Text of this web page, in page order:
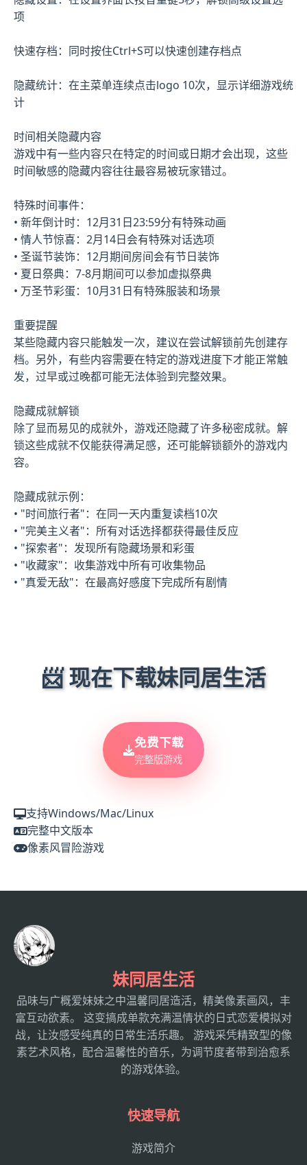
项
快速存档：同时按住Ctrl+S可以快速创建存档点
隐藏统计：在主菜单连续点击logo 10次，显示详细游戏统
计
时间相关隐藏内容
游戏中有一些内容只在特定的时间或日期才会出现，这些
时间敏感的隐藏内容往往最容易被玩家错过。
特殊时间事件：
• 新年倒计时：12月31日23:59分有特殊动画
• 情人节惊喜：2月14日会有特殊对话选项
• 圣诞节装饰：12月期间房间会有节日装饰
• 夏日祭典：7-8月期间可以参加虚拟祭典
• 万圣节彩蛋：10月31日有特殊服装和场景
重要提醒
某些隐藏内容只能触发一次，建议在尝试解锁前先创建存
档。另外，有些内容需要在特定的游戏进度下才能正常触
发，过早或过晚都可能无法体验到完整效果。
隐藏成就解锁
除了显而易见的成就外，游戏还隐藏了许多秘密成就。解
锁这些成就不仅能获得满足感，还可能解锁额外的游戏内
容。
隐藏成就示例：
• "时间旅行者"：在同一天内重复读档10次
• "完美主义者"：所有对话选择都获得最佳反应
• "探索者"：发现所有隐藏场景和彩蛋
• "收藏家"：收集游戏中所有可收集物品
• "真爱无敌"：在最高好感度下完成所有剧情
📨 现在下载妹同居生活
免费下载
完整版游戏
支持Windows/Mac/Linux
完整中文版本
像素风冒险游戏
妹同居生活
品味与广概爱妹妹之中温馨同居造活，精美像素画风，丰
富互动欲素。 这变搞成单款充满温情状的日式恋爱模拟对
战，让汝感受纯真的日常生活乐趣。 游戏采凭精致型的像
素艺术风格，配合温馨性的音乐，为调节度者带到治愈系
的游戏体验。
快速导航
游戏简介